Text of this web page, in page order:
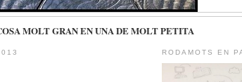
MOLT GRAN EN UNA DE MOLT PETITA
RODAMOTS EN